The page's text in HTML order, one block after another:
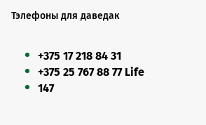
Тэлефоны для даведак
+375 17 218 84 31
+375 25 767 88 77 Life
147